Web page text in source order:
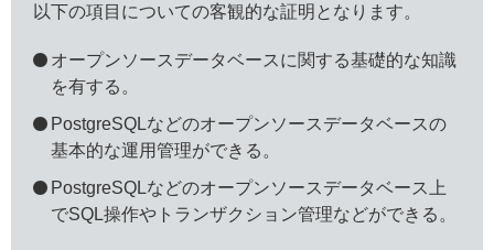
以下の項目についての客観的な証明となります。
オープンソースデータベースに関する基礎的な知識
を有する。
PostgreSQLなどのオープンソースデータベースの
基本的な運用管理ができる。
PostgreSQLなどのオープンソースデータベース上
でSQL操作やトランザクション管理などができる。